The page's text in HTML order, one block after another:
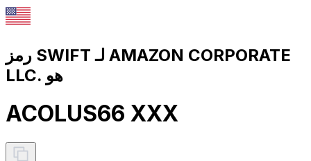
رمز SWIFT لـ AMAZON CORPORATE
LLC. هو
ACOLUS66 XXX